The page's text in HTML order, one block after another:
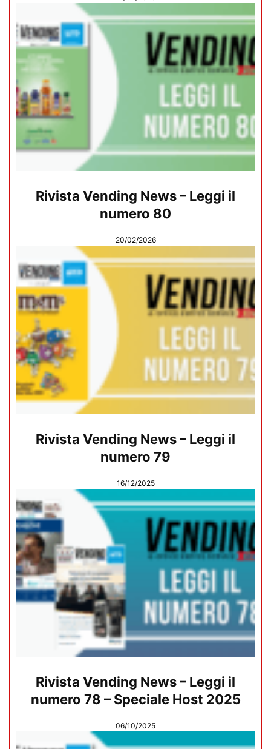
Rivista Vending News – Leggi il
numero 80
20/02/2026
Rivista Vending News – Leggi il
numero 79
16/12/2025
Rivista Vending News – Leggi il
numero 78 – Speciale Host 2025
06/10/2025